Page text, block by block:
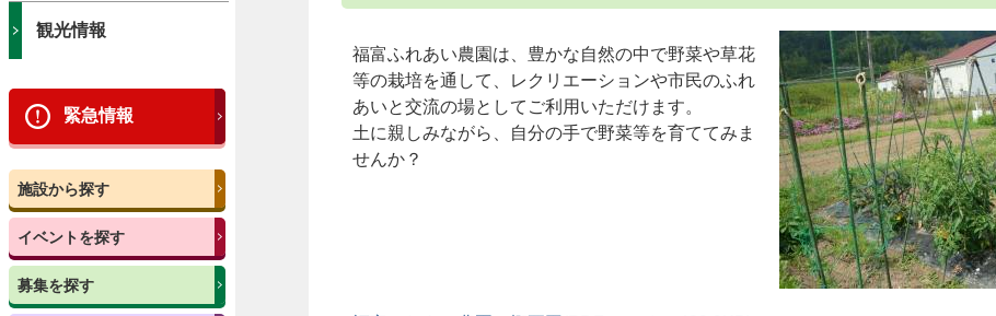
観光情報
緊急情報
施設から探す
イベントを探す
募集を探す
福富ふれあい農園は、豊かな自然の中で野菜や草花
等の栽培を通して、レクリエーションや市民のふれ
あいと交流の場としてご利用いただけます。
土に親しみながら、自分の手で野菜等を育ててみま
せんか？